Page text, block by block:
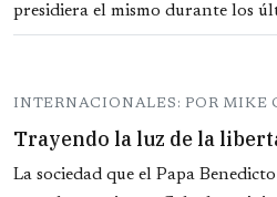
presidiera el mismo durante los
INTERNACIONALES: POR MIKE
Trayendo la luz de la
La sociedad que el Papa